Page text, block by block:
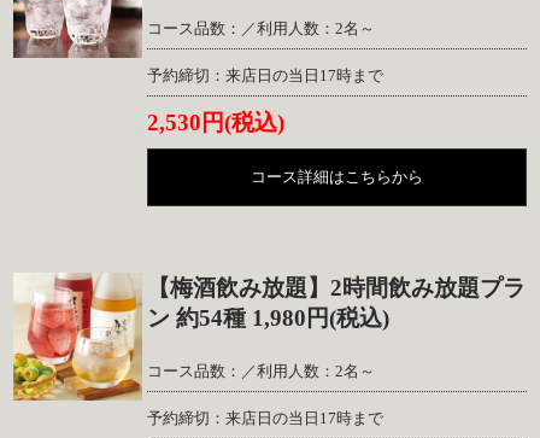
コース品数：／利用人数：2名～
予約締切：来店日の当日17時まで
2,530円(税込)
コース詳細はこちらから
【梅酒飲み放題】2時間飲み放題プラ
ン 約54種 1,980円(税込)
コース品数：／利用人数：2名～
予約締切：来店日の当日17時まで